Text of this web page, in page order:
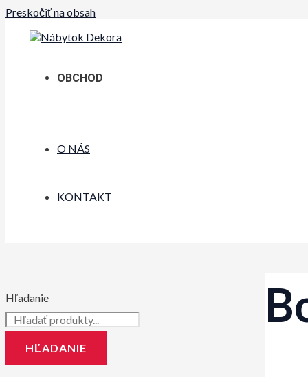
Preskočiť na obsah
OBCHOD
O NÁS
KONTAKT
Hľadanie
HĽADANIE